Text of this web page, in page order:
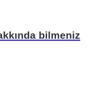
bilmeniz